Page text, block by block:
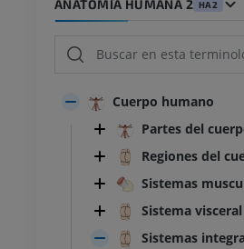
ANATOMÍA HUMANA 2 HA2
Cuerpo humano
Partes del
Regiones del
Sistemas
Sistema visceral
Sistemas